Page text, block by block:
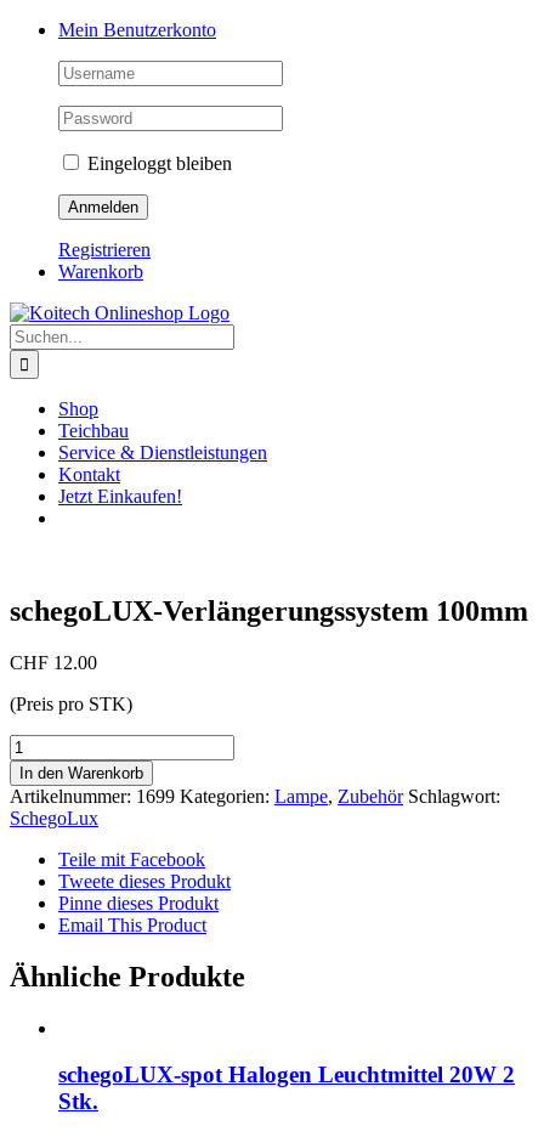
Skip
Mein Benutzerkonto
Eingeloggt bleiben
Registrieren
Warenkorb
Suche
nach:
Shop
Teichbau
Service & Dienstleistungen
Kontakt
Jetzt Einkaufen!
schegoLUX-Verlängerungssystem 100mm
CHF 12.00
(Preis pro STK)
schegoLUX-
Verlängerungssystem
100mm
Menge
In den Warenkorb
Artikelnummer: 1699 Kategorien: Lampe, Zubehör Schlagwort:
SchegoLux
Teile mit Facebook
Tweete dieses Produkt
Pinne dieses Produkt
Email This Product
Ähnliche Produkte
schegoLUX-spot Halogen Leuchtmittel 20W 2
Stk.